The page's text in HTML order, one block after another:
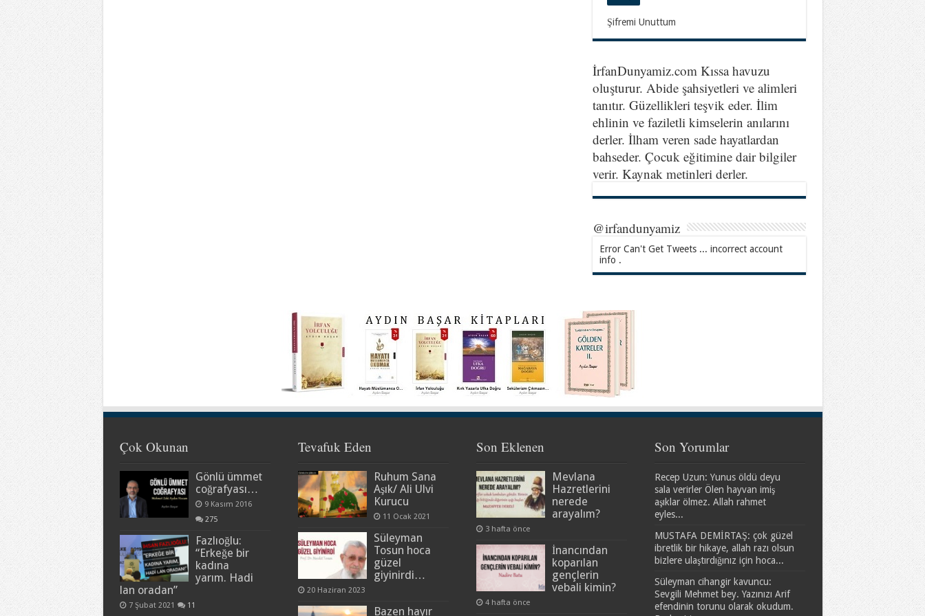
Şifremi Unuttum
İrfanDunyamiz.com Kıssa havuzu
oluşturur. Abide şahsiyetleri ve alimleri
tanıtır. Güzellikleri teşvik eder. İlim
ehlinin ve faziletli kimselerin anılarını
derler. İlham veren sade hayatlardan
bahseder. Çocuk eğitimine dair bilgiler
verir. Kaynak metinleri derler.
@irfandunyamiz
Error Can't Get Tweets ... incorrect account
info .
Çok Okunan
Gönlü ümmet
coğrafyası…
9 Kasım 2016
275
Fazlıoğlu:
“Erkeğe bir
kadına
yarım. Hadi
lan oradan”
7 Şubat 2021 11
Tevafuk Eden
Ruhum Sana
Aşık/ Ali Ulvi
Kurucu
11 Ocak 2021
Süleyman
Tosun hoca
güzel
giyinirdi…
20 Haziran 2023
Bazen hayır
Son Eklenen
Mevlana
Hazretlerini
nerede
arayalım?
3 hafta önce
İnancından
koparılan
gençlerin
vebali kimin?
4 hafta önce
Son Yorumlar
Recep Uzun: Yunus öldü deyu
sala verirler Ölen hayvan imiş
aşıklar ölmez. Allah rahmet
eyles...
MUSTAFA DEMİRTAŞ: çok güzel
ibretlik bir hikaye, allah razı olsun
bizlere ulaştırdığınız için hoca...
Süleyman cihangir kavuncu:
Sevgili Mehmet bey. Yazınızı Arif
efendinin torunu olarak okudum.